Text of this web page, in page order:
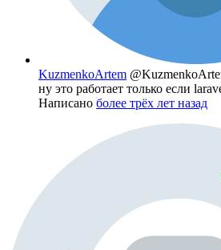
KuzmenkoArtem
ну это работает только если
Написано более трёх лет назад